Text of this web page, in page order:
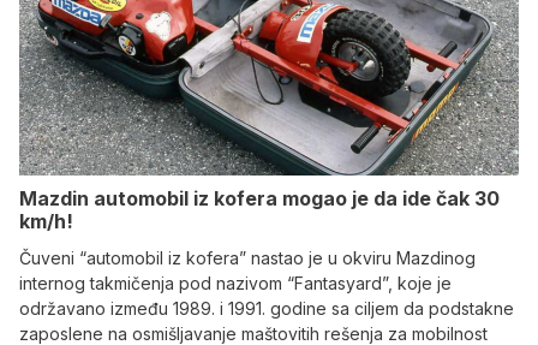
Mazdin automobil iz kofera mogao je da ide čak 30
km/h!
Čuveni “automobil iz kofera” nastao je u okviru Mazdinog
internog takmičenja pod nazivom “Fantasyard”, koje je
održavano između 1989. i 1991. godine sa ciljem da podstakne
zaposlene na osmišljavanje maštovitih rešenja za mobilnost